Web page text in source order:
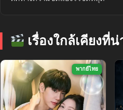
เรื่องใกล้เคียงที่
พากย์ไทย